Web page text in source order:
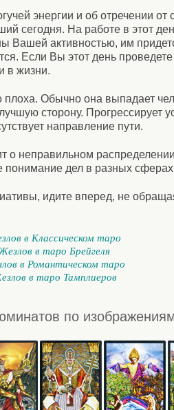
энергии и об отречении от
сегодня. На работе в этот
активностью, им
Если Вы этот день
в жизни.
плоха. Обычно она выпадает
сторону. Прогрессирует
направление пути.
о неправильном
дел в разных сферах
идите вперед, не
в Классическом таро
в таро Брейгеля
в Романтическом таро
в таро Тамплиеров
по